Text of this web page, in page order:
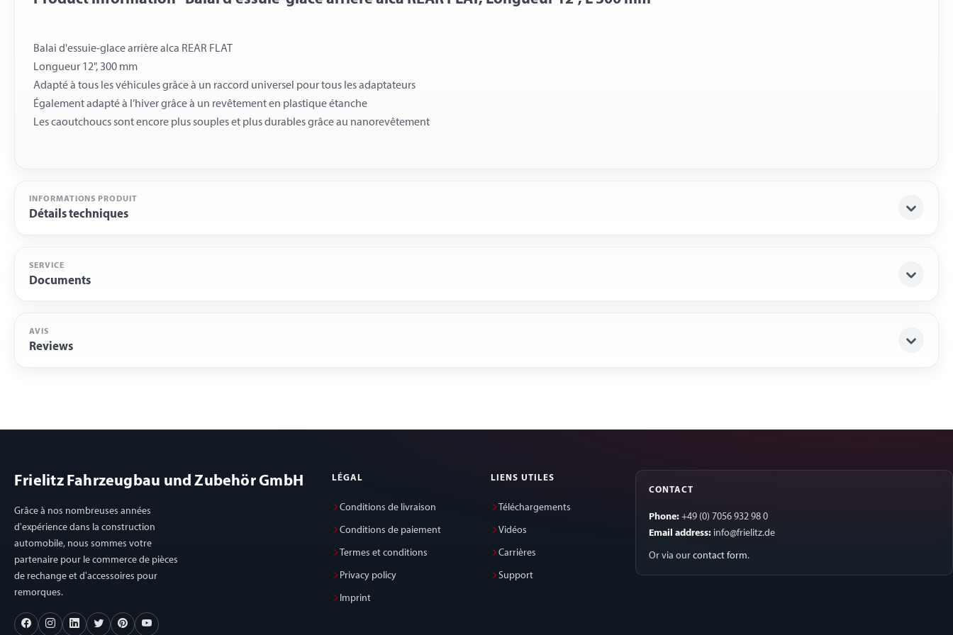
Balai d'essuie-glace arrière alca REAR FLAT
Longueur 12", 300 mm
Adapté à tous les véhicules grâce à un raccord universel pour tous les adaptateurs
Également adapté à l’hiver grâce à un revêtement en plastique étanche
Les caoutchoucs sont encore plus souples et plus durables grâce au nanorevêtement
INFORMATIONS PRODUIT
Détails techniques
SERVICE
Documents
AVIS
Reviews
Frielitz Fahrzeugbau und Zubehör GmbH
Grâce à nos nombreuses années
d'expérience dans la construction
automobile, nous sommes votre
partenaire pour le commerce de pièces
de rechange et d'accessoires pour
remorques.
LÉGAL
Conditions de livraison
Conditions de paiement
Termes et conditions
Privacy policy
Imprint
LIENS UTILES
Téléchargements
Vidéos
Carrières
Support
CONTACT
Phone: +49 (0) 7056 932 98 0
Email address: info@frielitz.de
Or via our contact form.